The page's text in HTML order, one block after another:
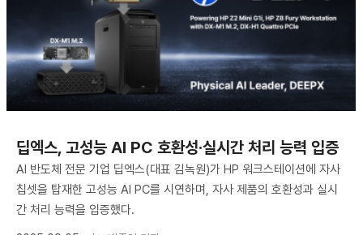
딥엑스, 고성능 AI PC 호환성·실시간 처리 능력 입증
AI 반도체 전문 기업 딥엑스(대표 김녹원)가 HP 워크스테이션에 자사
칩셋을 탑재한 고성능 AI PC를 시연하며, 자사 제품의 호환성과 실시
간 처리 능력을 입증했다.